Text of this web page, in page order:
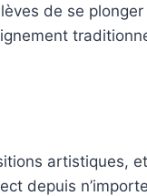
de se
artistiques,
depuis